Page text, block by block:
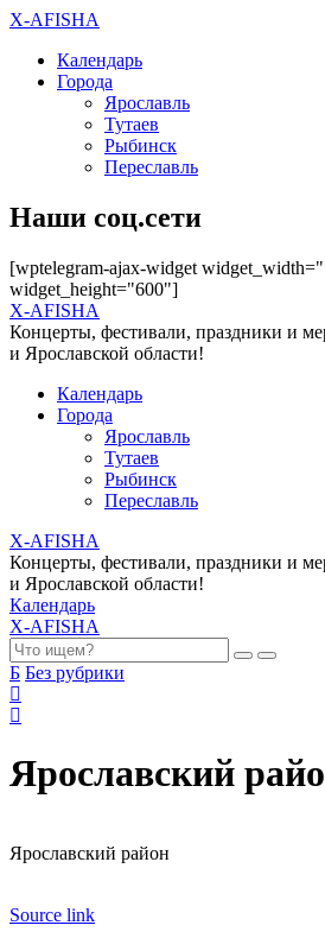
X-AFISHA
Календарь
Города
Ярославль
Тутаев
Рыбинск
Переславль
Наши соц.сети
[wptelegram-ajax-widget
widget_height="600"]
X-AFISHA
Концерты, фестивали, праздники и
и Ярославской области!
Календарь
Города
Ярославль
Тутаев
Рыбинск
Переславль
X-AFISHA
Концерты, фестивали, праздники и
и Ярославской области!
Календарь
X-AFISHA
Б Без рубрики
Ярославский
Ярославский район
Source link